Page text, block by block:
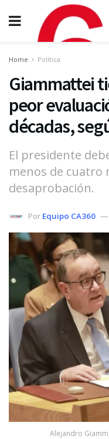
Home Política
Giammattei
peor
décadas,
El presidente
menos de cuatro
desaprobación.
Por Equipo CA360
Alejandro